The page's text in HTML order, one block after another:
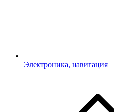
Электроника, навигация